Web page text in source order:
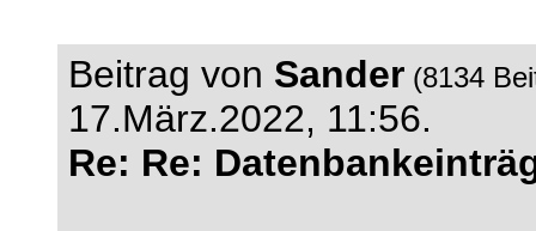
Beitrag von Sander (8134
17.März.2022, 11:56.
Re: Re: